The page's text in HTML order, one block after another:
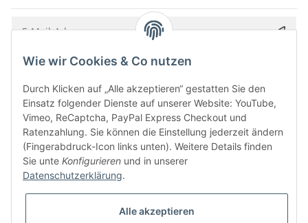
Bitte senden Sie mir entsprechend IhrerDatenschutzerklärung
* Alle Preise inkl. gesetzlicher USt., zzgl.
Wie wir Cookies & Co nutzen
Durch Klicken auf „Alle akzeptieren“ gestatten Sie den
Einsatz folgender Dienste auf unserer Website: YouTube,
Vimeo, ReCaptcha, PayPal Express Checkout und
Ratenzahlung. Sie können die Einstellung jederzeit ändern
(Fingerabdruck-Icon links unten). Weitere Details finden
Sie unte Konfigurieren und in unserer
Datenschutzerklärung.
Alle akzeptieren